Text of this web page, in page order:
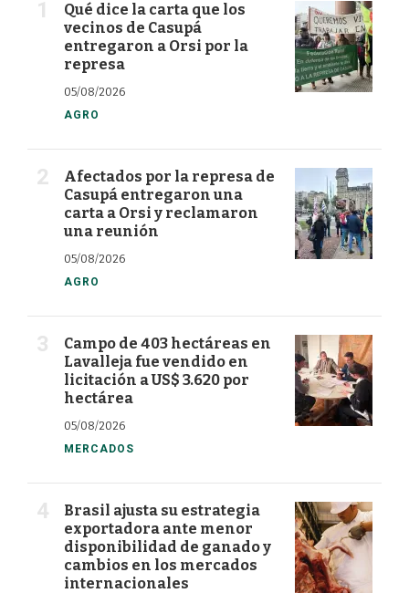
Qué dice la carta que los
vecinos de Casupá
entregaron a Orsi por la
represa
05/08/2026
AGRO
Afectados por la represa de
Casupá entregaron una
carta a Orsi y reclamaron
una reunión
05/08/2026
AGRO
Campo de 403 hectáreas en
Lavalleja fue vendido en
licitación a US$ 3.620 por
hectárea
05/08/2026
MERCADOS
Brasil ajusta su estrategia
exportadora ante menor
disponibilidad de ganado y
cambios en los mercados
internacionales